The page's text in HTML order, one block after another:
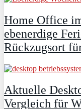
Home Office
ebenerdige
Rückzugsort
Aktuelle
Vergleich für